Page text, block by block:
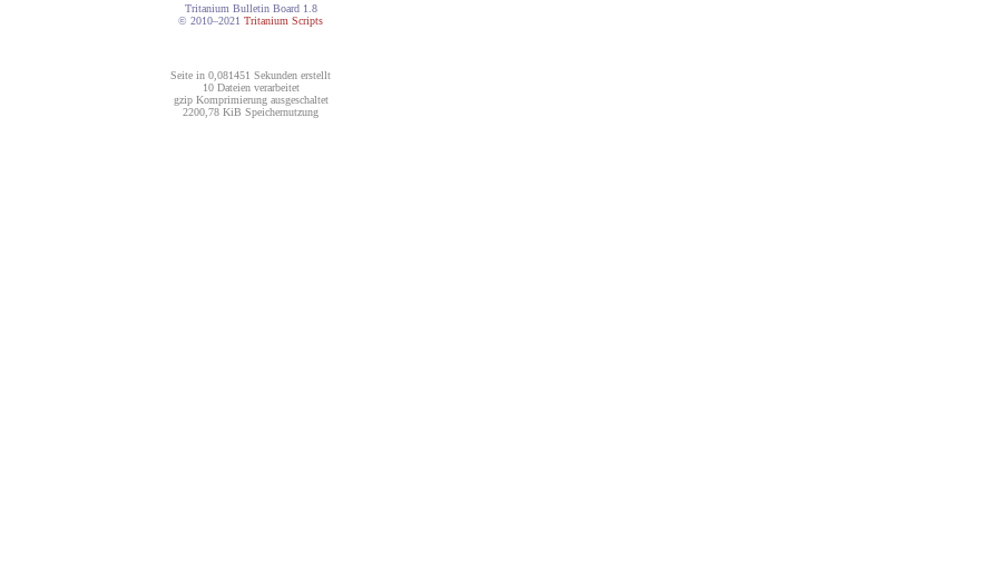
Tritanium Bulletin Board 1.8
© 2010–2021 Tritanium Scripts
Seite in 0,081451 Sekunden erstellt
10 Dateien verarbeitet
gzip Komprimierung ausgeschaltet
2200,78 KiB Speichernutzung